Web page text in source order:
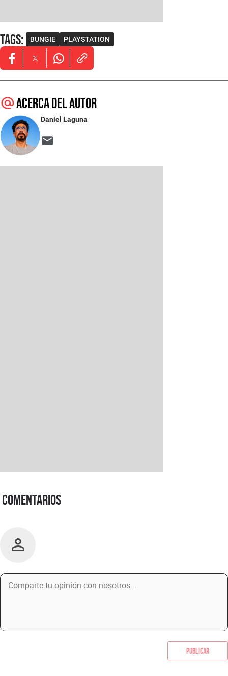
Tags: BUNGIE PLAYSTATION
Opens in new window
Opens in new window
Opens in new window
Acerca del autor
Daniel Laguna
Comentarios
Publicar